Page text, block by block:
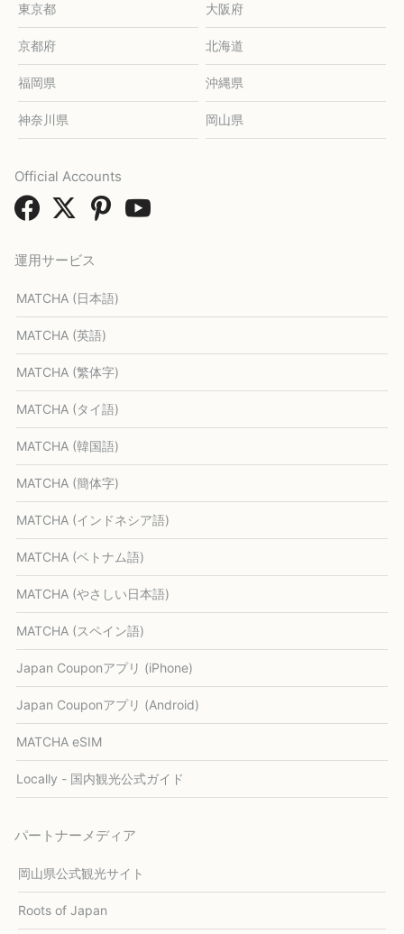
東京都 大阪府
京都府 北海道
福岡県 沖縄県
神奈川県 岡山県
運用サービス
MATCHA (日本語)
MATCHA (英語)
MATCHA (繁体字)
MATCHA (タイ語)
MATCHA (韓国語)
MATCHA (簡体字)
MATCHA (インドネシア語)
MATCHA (ベトナム語)
MATCHA (やさしい日本語)
MATCHA (スペイン語)
Japan Couponアプリ (iPhone)
Japan Couponアプリ (Android)
MATCHA eSIM
Locally - 国内観光公式ガイド
パートナーメディア
岡山県公式観光サイト
Roots of Japan
Official Accounts